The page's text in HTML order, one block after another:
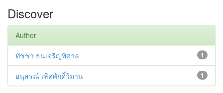
Discover
Author
1
ทัชชา ธนเจริญพิศาล
1
อนุสรณ์ เลิศศักดิ์วิมาน